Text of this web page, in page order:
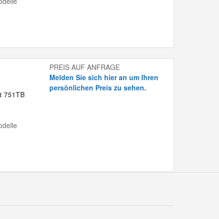
751TB
PREIS AUF ANFRAGE
Melden Sie sich hier an um Ihren
persönlichen Preis zu sehen.